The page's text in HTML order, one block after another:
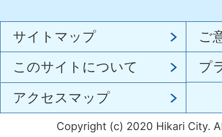
サイトマップ
ご
このサイトについて
プ
アクセスマップ
Copyright (c) 2020 Hikari City.